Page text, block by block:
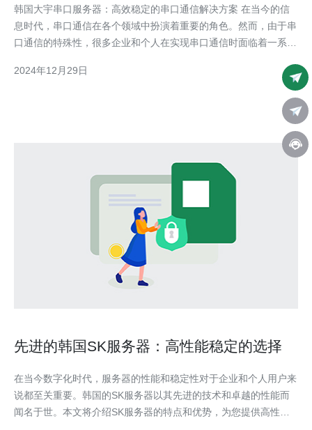
韩国大宇串口服务器：高效稳定的串口通信解决方案 在当今的信
息时代，串口通信在各个领域中扮演着重要的角色。然而，由于串
口通信的特殊性，很多企业和个人在实现串口通信时面临着一系列
器，一个高效稳定的串口通信解决方案。 韩国大宇串口服务器是
2024年12月29日
先进的韩国SK服务器：高性能稳定的选择
在当今数字化时代，服务器的性能和稳定性对于企业和个人用户来
说都至关重要。韩国的SK服务器以其先进的技术和卓越的性能而
闻名于世。本文将介绍SK服务器的特点和优势，为您提供高性能